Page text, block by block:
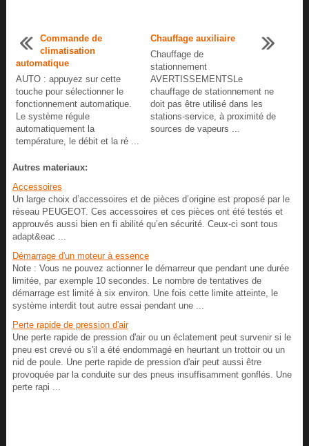
Commande de
climatisation
automatique
AUTO : appuyez sur cette
touche pour sélectionner le
fonctionnement automatique.
Le système régule
automatiquement la
température, le débit et la ré ...
Chauffage auxiliaire
Chauffage de
stationnement
AVERTISSEMENTSLe
chauffage de stationnement ne
doit pas être utilisé dans les
stations-service, à proximité de
sources de vapeurs ...
Autres materiaux:
Accessoires
Un large choix d’accessoires et de pièces d’origine est proposé par le
réseau PEUGEOT. Ces accessoires et ces pièces ont été testés et
approuvés aussi bien en fi abilité qu’en sécurité. Ceux-ci sont tous
adapt&eac ...
Démarrage d'un moteur à essence
Note : Vous ne pouvez actionner le démarreur que pendant une durée
limitée, par exemple 10 secondes. Le nombre de tentatives de
démarrage est limité à six environ. Une fois cette limite atteinte, le
système interdit tout autre essai pendant une ...
Perte rapide de pression d'air
Une perte rapide de pression d'air ou un éclatement peut survenir si le
pneu est crevé ou s'il a été endommagé en heurtant un trottoir ou un
nid de poule. Une perte rapide de pression d'air peut aussi être
provoquée par la conduite sur des pneus insuffisamment gonflés. Une
perte rapi ...